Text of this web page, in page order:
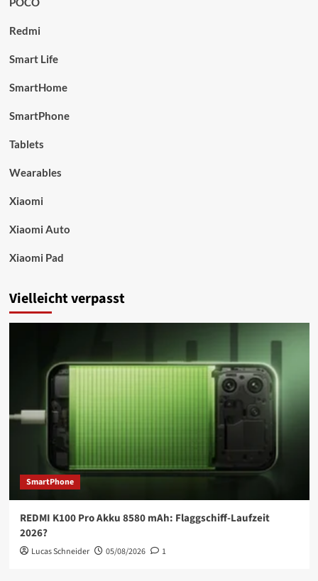
Redmi
Smart Life
SmartHome
SmartPhone
Tablets
Wearables
Xiaomi
Xiaomi Auto
Xiaomi Pad
Vielleicht verpasst
SmartPhone
REDMI K100 Pro Akku 8580 mAh: Flaggschiff-Laufzeit
2026?
Lucas Schneider 05/08/2026 1